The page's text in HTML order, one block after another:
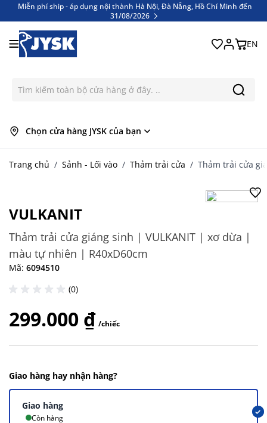
Miễn phí ship - áp dụng nội thành Hà Nội, Đà Nẵng, Hồ Chí Minh đến
31/08/2026
EN
Chọn cửa hàng JYSK của bạn
Trang chủ / Sảnh - Lối vào / Thảm trải cửa / Thảm trải cửa
VULKANIT
Thảm trải cửa giáng sinh | VULKANIT | xơ dừa |
màu tự nhiên | R40xD60cm
Mã: 6094510
(0)
299.000 ₫ /chiếc
Giao hàng hay nhận hàng?
Giao hàng
Còn hàng